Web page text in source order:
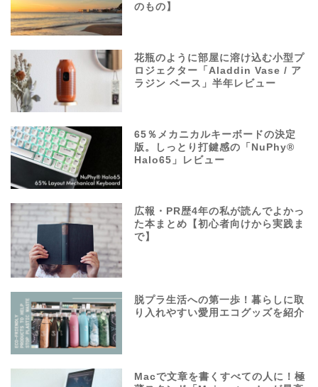
のもの】
花瓶のように部屋に溶け込む小型プ
ロジェクター「Aladdin Vase / ア
ラジン ベース」半年レビュー
65％メカニカルキーボードの決定
版。しっとり打鍵感の「NuPhy®
Halo65」レビュー
広報・PR歴4年の私が読んでよかっ
た本まとめ【初心者向けから実践ま
で】
脱プラ生活への第一歩！暮らしに取
り入れやすい愛用エコグッズを紹介
Macで文章を書くすべての人に！極